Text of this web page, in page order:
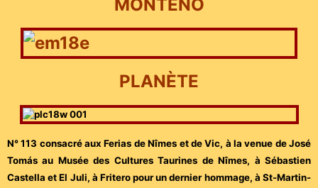
MONTEÑO
PLANÈTE
N° 113 consacré aux Ferias de Nîmes et de Vic, à la venue de José
Tomás au Musée des Cultures Taurines de Nîmes, à Sébastien
Castella et El Juli, à Fritero pour un dernier hommage, à St-Martin-